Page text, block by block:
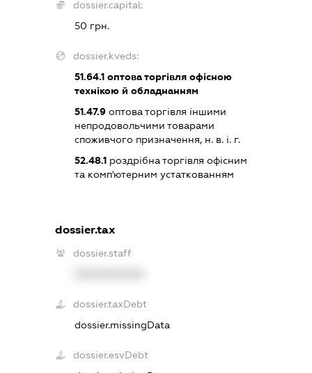
dossier.capital:
50 грн.
dossier.kveds:
51.64.1оптова торгівля офісною
технікою й обладнанням
51.47.9оптова торгівля іншими
непродовольчими товарами
споживчого призначення, н. в. і. г.
52.48.1роздрібна торгівля офісним
та комп'ютерним устаткованням
dossier.tax
dossier.staff
dossier.taxDebt
dossier.missingData
dossier.esvDebt